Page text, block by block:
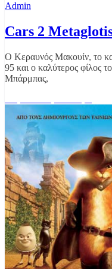
Admin
Cars 2
Ο Κεραυνός Μακουίν, το
95 και ο καλύτερος φίλος
Μπάρμπας,